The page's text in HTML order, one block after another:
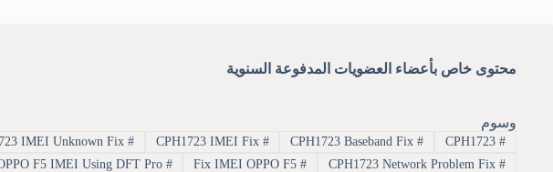
محتوى خاص بأعضاء العضويات المدفوعة السنوية
وسوم
#
CPH1723
#
CPH1723 Baseband Fix
#
CPH1723 IMEI Fix
#
CPH1723 IMEI Unknown Fix
#
CPH1723 Network Problem Fix
#
Fix IMEI OPPO F5
#
Fix OPPO F5 IMEI Using DFT Pro